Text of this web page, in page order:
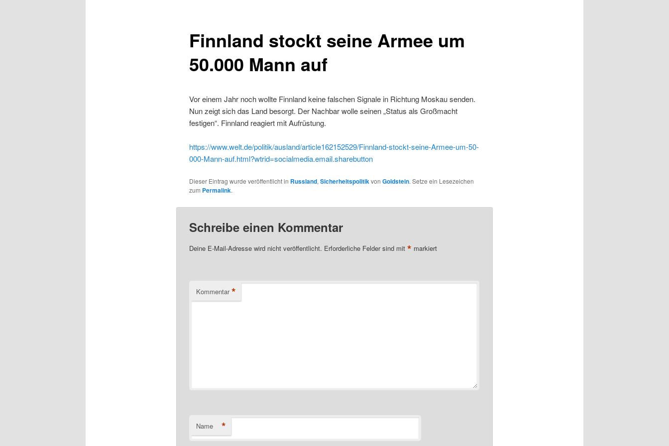
Finnland stockt seine Armee um
50.000 Mann auf
Vor einem Jahr noch wollte Finnland keine falschen Signale in Richtung Moskau senden.
Nun zeigt sich das Land besorgt. Der Nachbar wolle seinen „Status als Großmacht
festigen“. Finnland reagiert mit Aufrüstung.
https://www.welt.de/politik/ausland/article162152529/Finnland-stockt-seine-Armee-um-50-
000-Mann-auf.html?wtrid=socialmedia.email.sharebutton
Dieser Eintrag wurde veröffentlicht in Russland,Sicherheitspolitikvon Goldstein. Setze ein Lesezeichen
zum Permalink.
Schreibe einen Kommentar
Deine E-Mail-Adresse wird nicht veröffentlicht. Erforderliche Felder sind mit * markiert
Kommentar *
Name *